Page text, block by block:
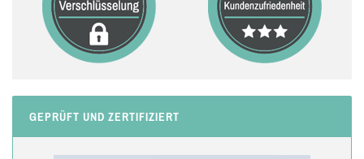
GEPRÜFT UND ZERTIFIZIERT